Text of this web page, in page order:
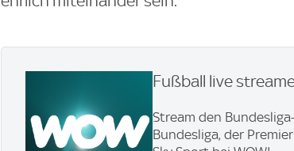
Fußball live
Stream den
Bundesliga, der